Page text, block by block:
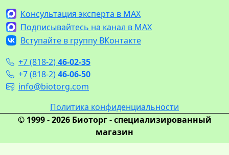
Консультация эксперта в MAX
Подписывайтесь на канал в MAX
Вступайте в группу ВКонтакте
+7 (818-2)46-02-35
+7 (818-2)46-06-50
info@biotorg.com
Политика конфиденциальности
© 1999 - 2026 Биоторг - специализированный
магазин